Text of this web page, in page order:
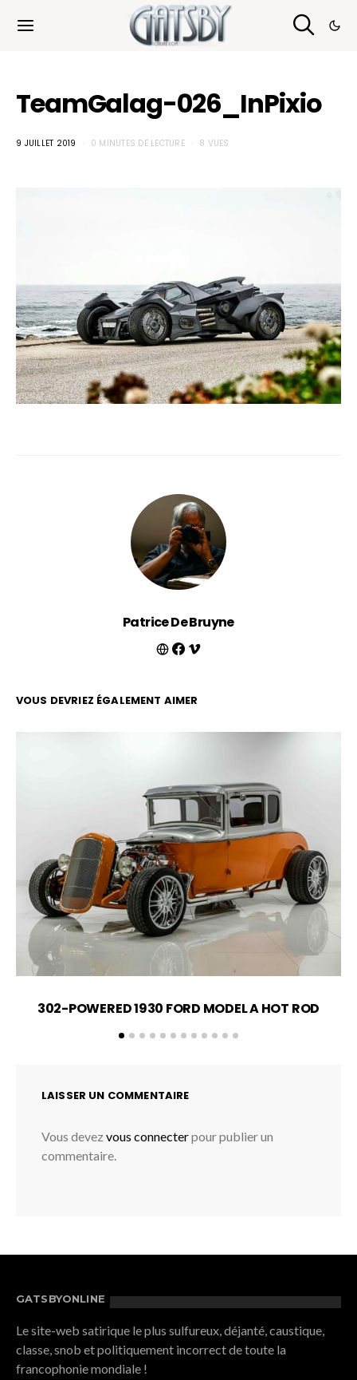
TeamGalag-026_InPixio
9 JUILLET 2019 0 MINUTES DE LECTURE 8 VUES
Patrice De Bruyne
VOUS DEVRIEZ ÉGALEMENT AIMER
302-POWERED 1930 FORD MODEL A HOT ROD
LAISSER UN COMMENTAIRE
Vous devez vous connecterpour publier un
commentaire.
GATSBYONLINE
Le site-web satirique le plus sulfureux, déjanté, caustique,
classe, snob et politiquement incorrect de toute la
francophonie mondiale !
Cookies management panel